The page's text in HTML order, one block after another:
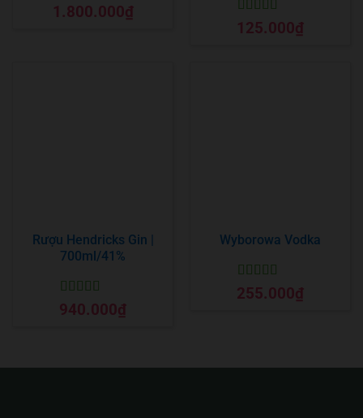
Được xếp
hạng55 sao
1.800.000₫
Được xếp
hạng55 sao
125.000₫
Rượu Hendricks Gin |
700ml/41%
Được xếp
hạng55 sao
940.000₫
Wyborowa Vodka
Được xếp
hạng55 sao
255.000₫